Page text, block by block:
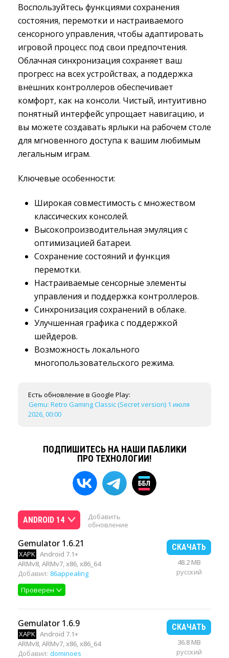
Воспользуйтесь функциями сохранения
состояния, перемотки и настраиваемого
сенсорного управления, чтобы адаптировать
игровой процесс под свои предпочтения.
Облачная синхронизация сохраняет ваш
прогресс на всех устройствах, а поддержка
внешних контроллеров обеспечивает
комфорт, как на консоли. Чистый, интуитивно
понятный интерфейс упрощает навигацию, и
вы можете создавать ярлыки на рабочем столе
для мгновенного доступа к вашим любимым
легальным играм.
Ключевые особенности:
Широкая совместимость с множеством
классических консолей.
Высокопроизводительная эмуляция с
оптимизацией батареи.
Сохранение состояний и функция
перемотки.
Настраиваемые сенсорные элементы
управления и поддержка контроллеров.
Синхронизация сохранений в облаке.
Улучшенная графика с поддержкой
шейдеров.
Возможность локального
многопользовательского режима.
Есть обновление в Google Play:
Gemu: Retro Gaming Classic (Secret version) 1 июля
2026, 00:00
ПОДПИШИТЕСЬ НА НАШИ ПАБЛИКИ
ПРО ТЕХНОЛОГИИ!
ANDROID 14
Добавить
обновление
Gemulator 1.6.21
XAPK Android 7.1+
ARMv8, ARMv7, x86, x86_64
Добавил: 86appealing
Проверен
СКАЧАТЬ
48.2 MB
русский
Gemulator 1.6.9
XAPK Android 7.1+
ARMv8, ARMv7, x86, x86_64
Добавил: dominoes
СКАЧАТЬ
36.8 MB
русский